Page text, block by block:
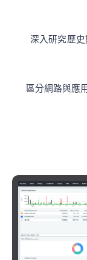
深入研究歷
區分網路與應